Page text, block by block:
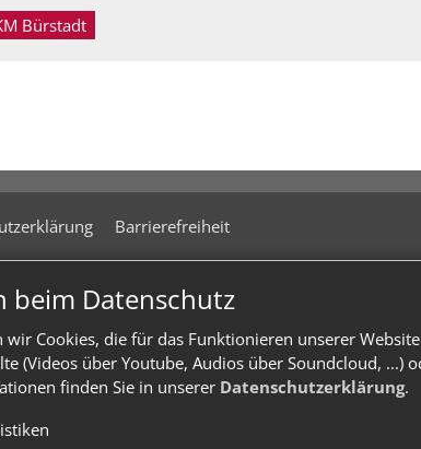
beim Datenschutz
Cookies, die für das Funktionieren unserer
(Videos über Youtube, Audios über Soundcloud,
finden Sie in unserer Datenschutzerklärung.
Bürstadt
Barrierefreiheit